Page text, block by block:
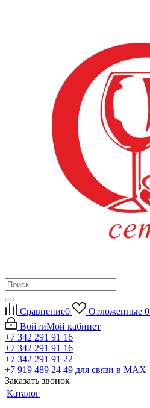
Сравнение0 Отложенные 0
ВойтиМой кабинет
+7 342 291 91 16
+7 342 291 91 16
+7 342 291 91 22
+7 919 489 24 49 для связи в МАХ
Заказать звонок
Каталог